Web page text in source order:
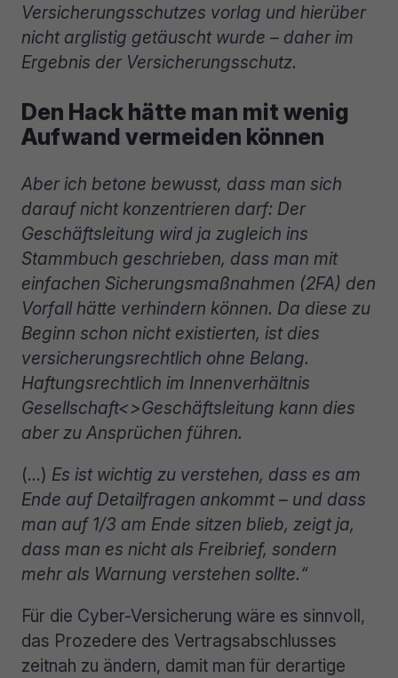
Versicherungsschutzes vorlag und hierüber
nicht arglistig getäuscht wurde – daher im
Ergebnis der Versicherungsschutz.
Den Hack hätte man mit wenig
Aufwand vermeiden können
Aber ich betone bewusst, dass man sich
darauf nicht konzentrieren darf: Der
Geschäftsleitung wird ja zugleich ins
Stammbuch geschrieben, dass man mit
einfachen Sicherungsmaßnahmen (2FA) den
Vorfall hätte verhindern können. Da diese zu
Beginn schon nicht existierten, ist dies
versicherungsrechtlich ohne Belang.
Haftungsrechtlich im Innenverhältnis
Gesellschaft<>Geschäftsleitung kann dies
aber zu Ansprüchen führen.
(…) Es ist wichtig zu verstehen, dass es am
Ende auf Detailfragen ankommt – und dass
man auf 1/3 am Ende sitzen blieb, zeigt ja,
dass man es nicht als Freibrief, sondern
mehr als Warnung verstehen sollte.“
Für die Cyber-Versicherung wäre es sinnvoll,
das Prozedere des Vertragsabschlusses
zeitnah zu ändern, damit man für derartige